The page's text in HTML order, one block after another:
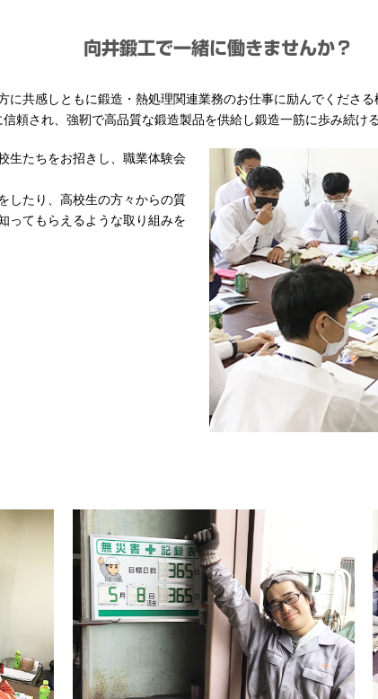
向井鍛工で一緒に働きませんか？
に共感しともに鍛造・熱処理関連業務のお仕事に励んでくださ
頼され、強靭で高品質な鍛造製品を供給し鍛造一筋に歩み続け
生たちをお招きし、職業体験会
したり、高校生の方々からの質
ってもらえるような取り組みを